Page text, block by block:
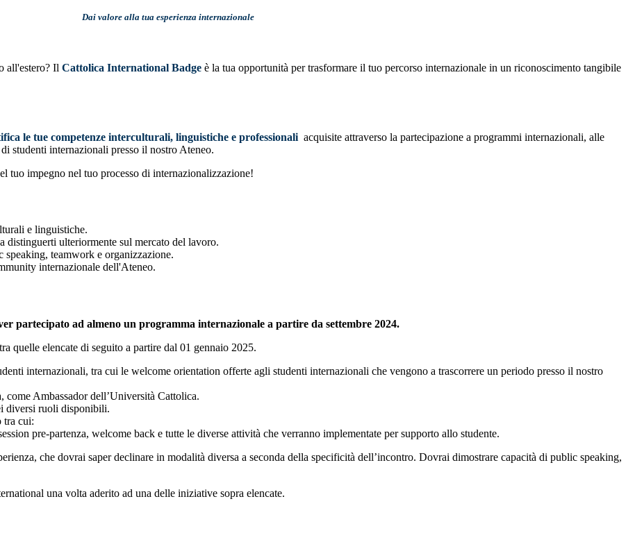
Dai valore alla tua esperienza internazionale
all'estero? Il Cattolica International Badge è la tua opportunità per trasformare il tuo percorso internazionale in un riconoscimento tangibile
le tue competenze interculturali, linguistiche e professionali acquisite attraverso la partecipazione a programmi internazionali, alle
studenti internazionali presso il nostro Ateneo.
tuo impegno nel tuo processo di internazionalizzazione!
e linguistiche.
distinguerti ulteriormente sul mercato del lavoro.
teamwork e organizzazione.
internazionale dell'Ateneo.
partecipato ad almeno un programma internazionale a partire da settembre 2024.
quelle elencate di seguito a partire dal 01 gennaio 2025.
internazionali, tra cui le welcome orientation offerte agli studenti internazionali che vengono a trascorrere un periodo presso il nostro
come Ambassador dell’Università Cattolica.
diversi ruoli disponibili.
tra cui:
pre-partenza, welcome back e tutte le diverse attività che verranno implementate per supporto allo studente.
che dovrai saper declinare in modalità diversa a seconda della specificità dell’incontro. Dovrai dimostrare capacità di public speaking,
una volta aderito ad una delle iniziative sopra elencate.